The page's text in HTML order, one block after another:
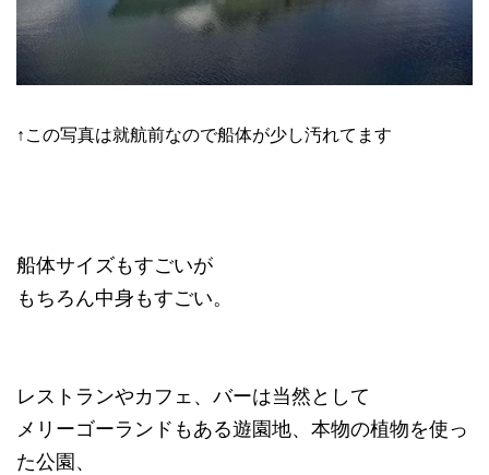
↑この写真は就航前なので船体が少し汚れてます
船体サイズもすごいが
もちろん中身もすごい。
レストランやカフェ、バーは当然として
メリーゴーランドもある遊園地、本物の植物を使っ
た公園、